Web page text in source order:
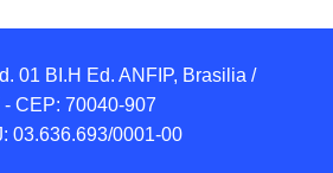
01 BI.H Ed. ANFIP, Brasilia /
- CEP: 70040-907
03.636.693/0001-00